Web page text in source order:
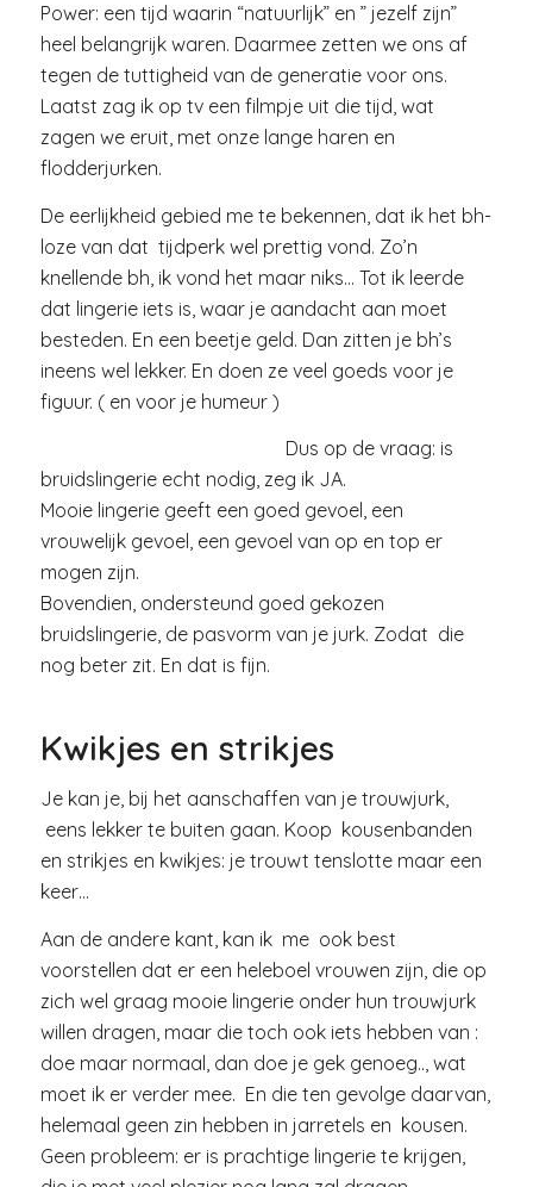
Power: een tijd waarin “natuurlijk” en ” jezelf zijn”
heel belangrijk waren. Daarmee zetten we ons af
tegen de tuttigheid van de generatie voor ons.
Laatst zag ik op tv een filmpje uit die tijd, wat
zagen we eruit, met onze lange haren en
flodderjurken.
De eerlijkheid gebied me te bekennen, dat ik het bh-
loze van dat tijdperk wel prettig vond. Zo’n
knellende bh, ik vond het maar niks… Tot ik leerde
dat lingerie iets is, waar je aandacht aan moet
besteden. En een beetje geld. Dan zitten je bh’s
ineens wel lekker. En doen ze veel goeds voor je
figuur. ( en voor je humeur )
Dus op de vraag: is
bruidslingerie echt nodig, zeg ik JA.
Mooie lingerie geeft een goed gevoel, een
vrouwelijk gevoel, een gevoel van op en top er
mogen zijn.
Bovendien, ondersteund goed gekozen
bruidslingerie, de pasvorm van je jurk. Zodat die
nog beter zit. En dat is fijn.
Kwikjes en strikjes
Je kan je, bij het aanschaffen van je trouwjurk,
eens lekker te buiten gaan. Koop kousenbanden
en strikjes en kwikjes: je trouwt tenslotte maar een
keer…
Aan de andere kant, kan ik me ook best
voorstellen dat er een heleboel vrouwen zijn, die op
zich wel graag mooie lingerie onder hun trouwjurk
willen dragen, maar die toch ook iets hebben van :
doe maar normaal, dan doe je gek genoeg.., wat
moet ik er verder mee. En die ten gevolge daarvan,
helemaal geen zin hebben in jarretels en kousen.
Geen probleem: er is prachtige lingerie te krijgen,